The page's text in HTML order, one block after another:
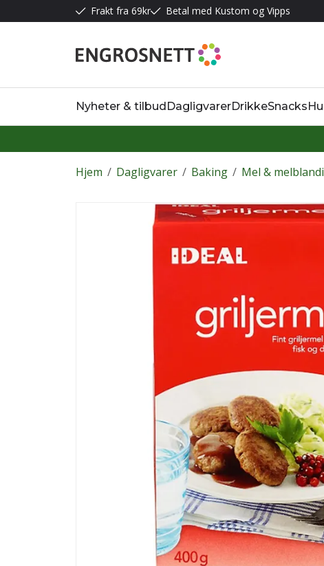
Frakt fra 69kr Betal med Kustom og Vipps
Nyheter & tilbudDagligvarerDrikkeSnacks
/
Hjem /
Dagligvarer /
Baking Mel &